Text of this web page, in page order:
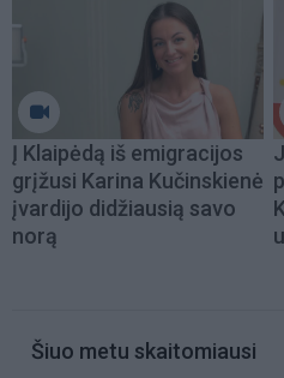
Į Klaipėdą iš emigracijos
grįžusi Karina Kučinskienė
įvardijo didžiausią savo
norą
Šiuo metu skaitomiausi